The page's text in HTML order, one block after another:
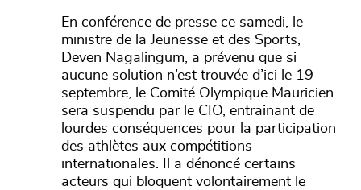
En conférence de presse ce samedi, le
ministre de la Jeunesse et des Sports,
Deven Nagalingum, a prévenu que si
aucune solution n’est trouvée d’ici le 19
septembre, le Comité Olympique Mauricien
sera suspendu par le CIO, entrainant de
lourdes conséquences pour la participation
des athlètes aux compétitions
internationales. Il a dénoncé certains
acteurs qui bloquent volontairement le